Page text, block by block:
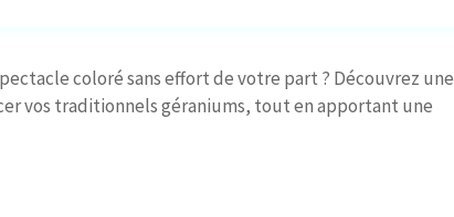
coloré sans effort de votre part ? Découvrez une
vos traditionnels géraniums, tout en apportant une